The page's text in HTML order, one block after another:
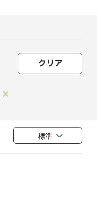
クリア
標準